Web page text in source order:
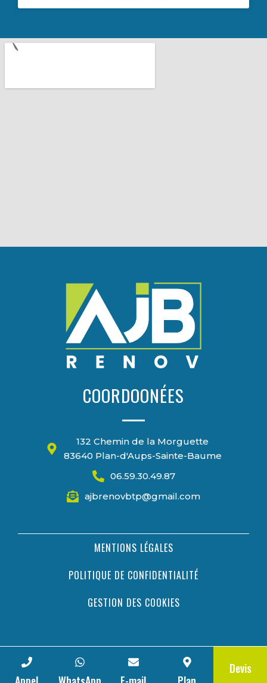
COORDOONÉES
132 Chemin de la Morguette
83640 Plan-d'Aups-Sainte-Baume
06.59.30.49.87
ajbrenovbtp@gmail.com
MENTIONS LÉGALES
POLITIQUE DE CONFIDENTIALITÉ
GESTION DES COOKIES
Devis